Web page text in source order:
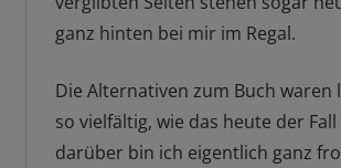
ganz hinten bei mir im Regal.
Die Alternativen zum Buch waren
so vielfältig, wie das heute der
darüber bin ich eigentlich ganz